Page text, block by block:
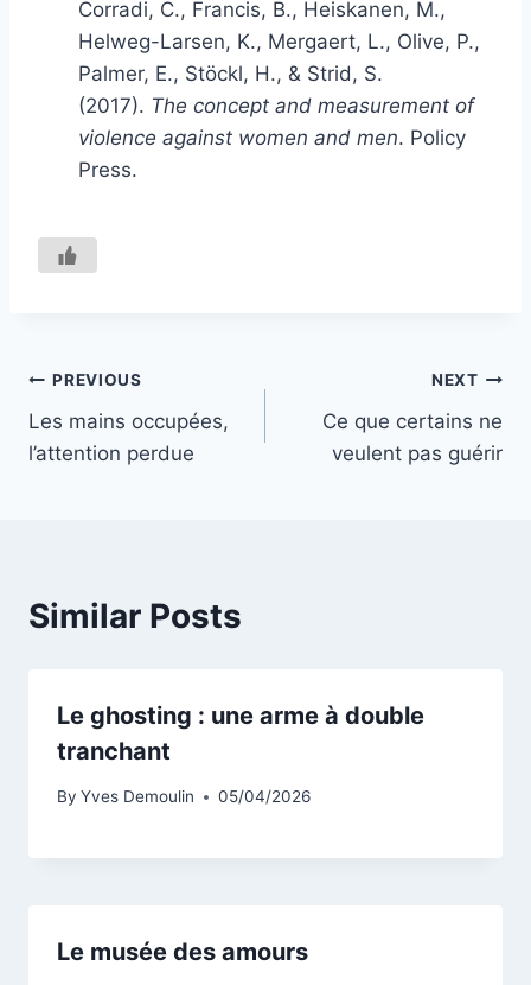
Corradi, C., Francis, B., Heiskanen, M.,
Helweg-Larsen, K., Mergaert, L., Olive, P.,
Palmer, E., Stöckl, H., & Strid, S.
(2017). The concept and measurement of
violence against women and men. Policy
Press.
Navigation
de
PREVIOUS
Les mains occupées,
l’attention perdue
NEXT
Ce que certains ne
veulent pas guérir
Similar Posts
Le ghosting : une arme à double
tranchant
By Yves Demoulin 05/04/2026
Le musée des amours